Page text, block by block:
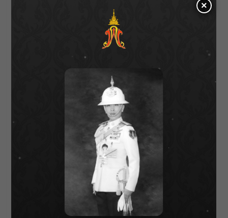
ที่มาพักผ่อนริมทะเลโดยนำชุดว่ายน้ำวันพีซ
เกาะอกสีส้ม แมตช์กับกางเกงขาบานทรงโอเวอร์
ไซส์ ซึ่งหากนำเสื้อสูทมาใส่ก็จะได้ลุคสมาร์ท
สำหรับไปทำงานได้เลย
ภักดีประสงค์อีกหนึ่งดาราสาวตัว
แม่ด้านแฟชั่นล้ำนำเทรนด์ จนเหล่าสาว ๆ ต้อง
×